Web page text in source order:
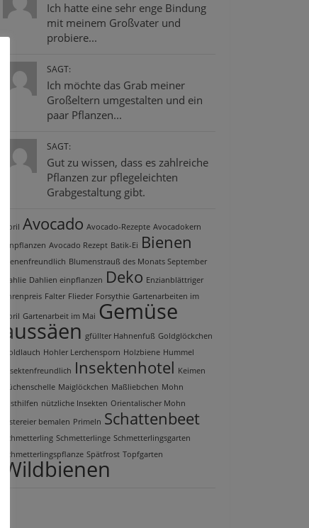
Ich hatte eine sehr enge Bindung
mit meinem Großvater und
probiere...
SAGT:
Ich möchte das Grab meiner
Großeltern umgestalten und ein
paar Pflanzen...
SAGT:
Gut zu wissen, dass es zahlreiche
Pflanzen zur pflegeleichten
Grabgestaltung gibt.
April Avocado Avocado-Rezepte Avocadokern
einpflanzen Avocado Rezept Batik-Ei Bienen
bienenfreundlich Blumenstrauß des Monats September
Dahlie Dahlien einpflanzen Deko Enzianblättriger
Ehrenpreis Falter Flieder Forsythie Gartenarbeiten im
April Gartenarbeit im Mai Gemüse
aussäen gfüllter Hahnenfuß Goldglöckchen
Goldlauch Hohler Lerchensporn Holzbiene Hummel
insektenfreundlich Insektenhotel Keimen
Küchenschelle Maiglöckchen Maßliebchen Mohn
Nisthilfen nützliche Insekten Orientalischer Mohn
Ostereier bemalen Primeln Schattenbeet
Schmetterling Schmetterlinge Schmetterlingsgarten
Schmetterlingspflanze Spätfrost Topfgarten
Wildbienen